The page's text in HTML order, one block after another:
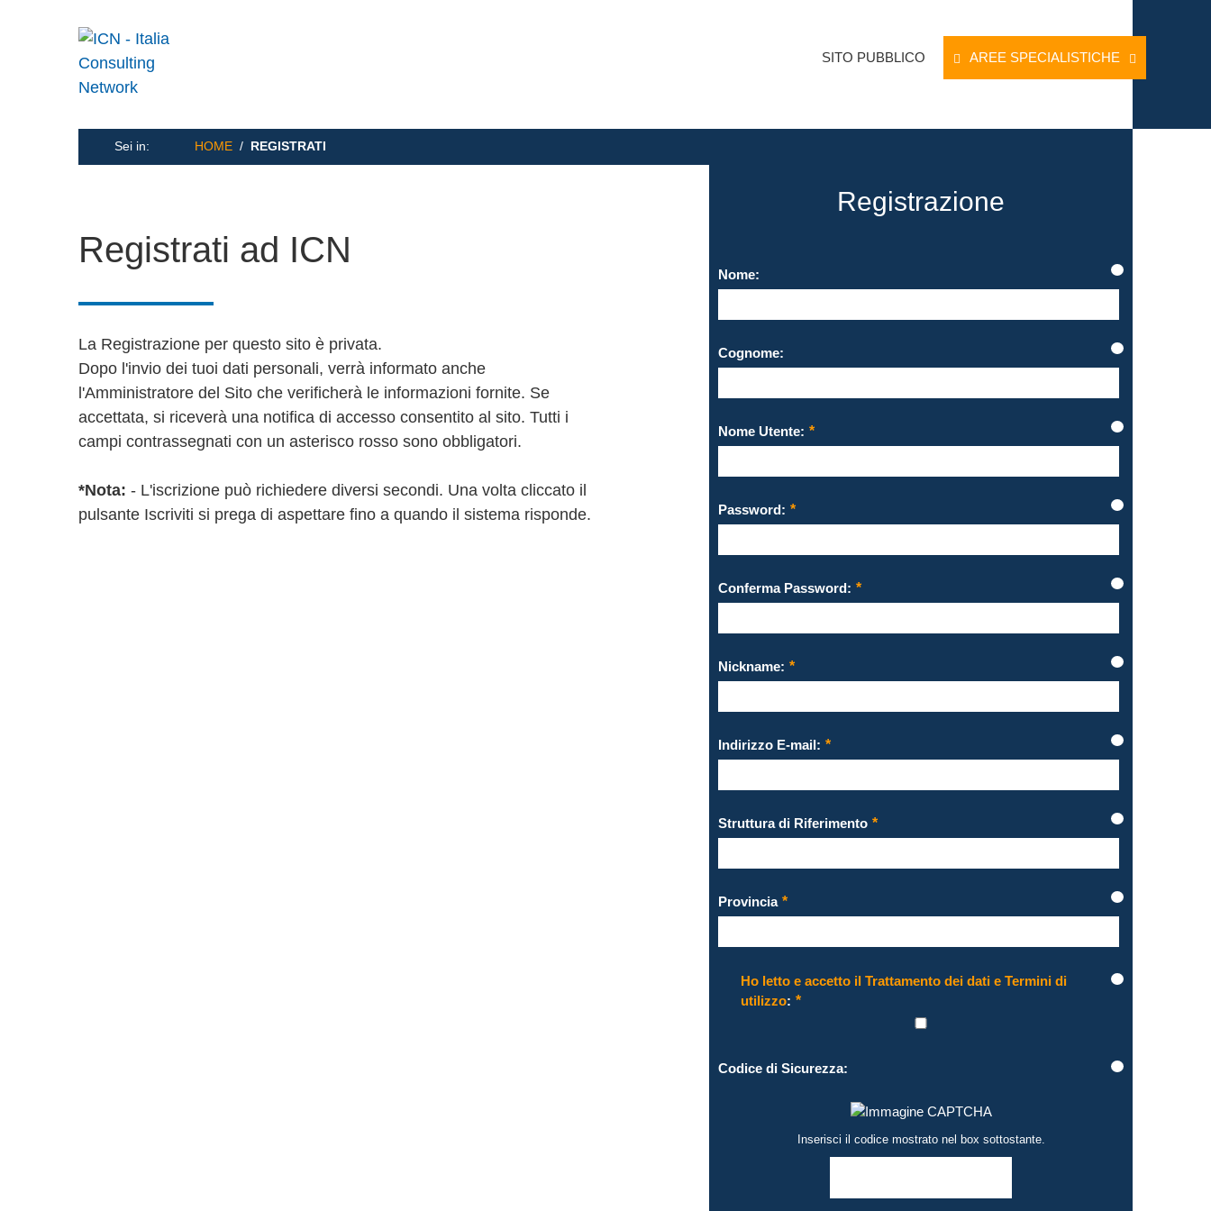
SITO PUBBLICO AREE SPECIALISTICHE
Sei in: HOME / REGISTRATI
Registrati ad ICN
La Registrazione per questo sito è privata.
Dopo l'invio dei tuoi dati personali, verrà informato anche
l'Amministratore del Sito che verificherà le informazioni fornite. Se
accettata, si riceverà una notifica di accesso consentito al sito. Tutti i
campi contrassegnati con un asterisco rosso sono obbligatori.
*Nota: - L'iscrizione può richiedere diversi secondi. Una volta cliccato il
pulsante Iscriviti si prega di aspettare fino a quando il sistema risponde.
Registrazione
Nome:
Cognome:
Nome Utente:
Password:
Conferma Password:
Nickname:
Indirizzo E-mail:
Struttura di Riferimento
Provincia
Ho letto e accetto il Trattamento dei dati e Termini di
utilizzo:
Codice di Sicurezza:
Inserisci il codice mostrato nel box sottostante.